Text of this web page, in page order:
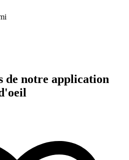
de notre application